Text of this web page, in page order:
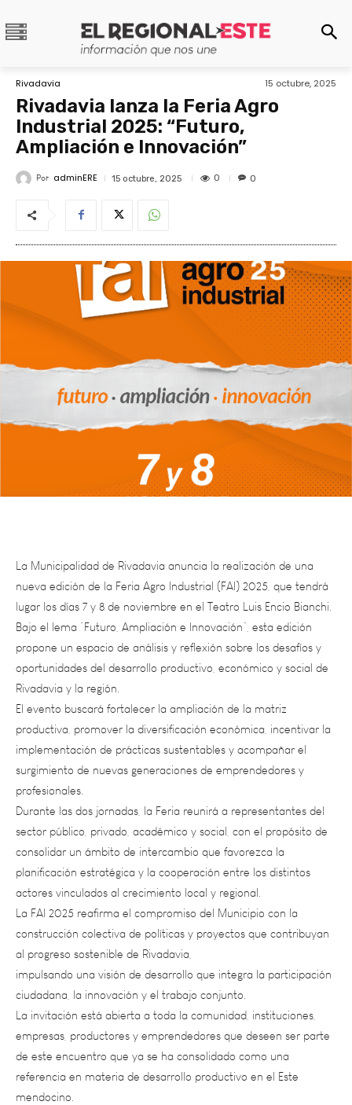
Rivadavia 15 octubre, 2025
Rivadavia lanza la Feria Agro
Industrial 2025: “Futuro,
Ampliación e Innovación”
Por adminERE 15 octubre, 2025 0 0
nueva edición de la Feria Agro Industrial (FAI) 2025, que tendrá
lugar los días 7 y 8 de noviembre en el Teatro Luis Encio Bianchi.
Bajo el lema “Futuro, Ampliación e Innovación”, esta edición
propone un espacio de análisis y reflexión sobre los desafíos y
oportunidades del desarrollo productivo, económico y social de
Rivadavia y la región.
El evento buscará fortalecer la ampliación de la matriz
productiva, promover la diversificación económica, incentivar la
implementación de prácticas sustentables y acompañar el
surgimiento de nuevas generaciones de emprendedores y
profesionales.
Durante las dos jornadas, la Feria reunirá a representantes del
sector público, privado, académico y social, con el propósito de
consolidar un ámbito de intercambio que favorezca la
planificación estratégica y la cooperación entre los distintos
actores vinculados al crecimiento local y regional.
La FAI 2025 reafirma el compromiso del Municipio con la
construcción colectiva de políticas y proyectos que contribuyan
al progreso sostenible de Rivadavia,
impulsando una visión de desarrollo que integra la participación
ciudadana, la innovación y el trabajo conjunto.
La invitación está abierta a toda la comunidad, instituciones,
empresas, productores y emprendedores que deseen ser parte
de este encuentro que ya se ha consolidado como una
referencia en materia de desarrollo productivo en el Este
mendocino.